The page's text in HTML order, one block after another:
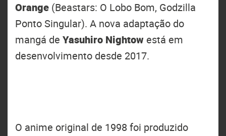
Orange (Beastars: O Lobo Bom, Godzilla
Ponto Singular). A nova adaptação do
mangá de Yasuhiro Nightow está em
desenvolvimento desde 2017.
O anime original de 1998 foi produzido